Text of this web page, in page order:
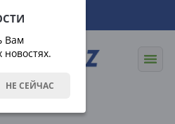
Вам
НЕ СЕЙЧАС